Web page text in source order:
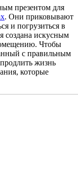
презентом для
. Они приковывают
и погрузиться в
создана искусным
Чтобы
с правильным
жизнь
которые